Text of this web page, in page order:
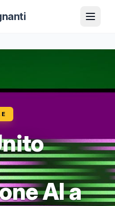
AI a